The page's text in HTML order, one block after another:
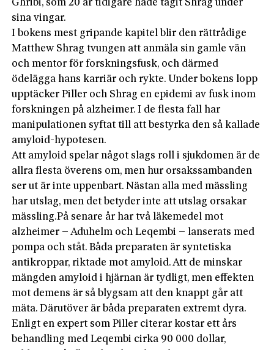
Ghribi, som 20 år tidigare hade tagit Shrag under
sina vingar.
I bokens mest gripande kapitel blir den rättrådige
Matthew Shrag tvungen att anmäla sin gamle vän
och mentor för forskningsfusk, och därmed
ödelägga hans karriär och rykte. Under bokens lopp
upptäcker Piller och Shrag en epidemi av fusk inom
forskningen på alzheimer. I de flesta fall har
manipulationen syftat till att bestyrka den så kallade
amyloid-­hypotesen.
Att amyloid spelar något slags roll i sjukdomen är de
allra flesta överens om, men hur orsakssambanden
ser ut är inte uppenbart. Nästan alla med mässling
har utslag, men det betyder inte att utslag orsakar
mässling.På senare år har två läkemedel mot
alzheimer – Aduhelm och Leqembi – lanserats med
pompa och ståt. Båda preparaten är syntetiska
antikroppar, riktade mot amyloid. Att de minskar
mängden amyloid i hjärnan är tydligt, men effekten
mot demens är så blygsam att den knappt går att
mäta. Därutöver är båda preparaten extremt dyra.
Enligt en expert som Piller citerar kostar ett års
behandling med Leqembi cirka 90 000 dollar,